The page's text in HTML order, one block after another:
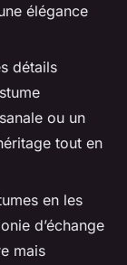
élégance
détails
ou un
tout en
en les
d’échange
mais